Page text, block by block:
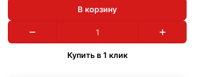
В корзину
Купить в 1 клик